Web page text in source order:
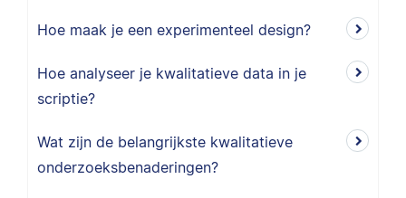
Hoe maak je een experimenteel design?
Hoe analyseer je kwalitatieve data in je
scriptie?
Wat zijn de belangrijkste kwalitatieve
onderzoeksbenaderingen?